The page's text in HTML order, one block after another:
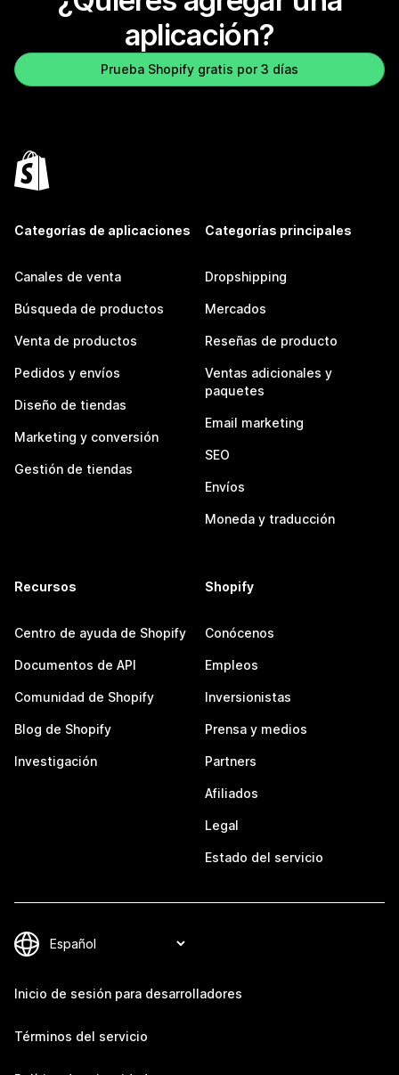
aplicación?
Prueba Shopify gratis por 3 días
Categorías de aplicaciones
Canales de venta
Búsqueda de productos
Venta de productos
Pedidos y envíos
Diseño de tiendas
Marketing y conversión
Gestión de tiendas
Categorías principales
Dropshipping
Mercados
Reseñas de producto
Ventas adicionales y
paquetes
Email marketing
SEO
Envíos
Moneda y traducción
Recursos
Centro de ayuda de Shopify
Documentos de API
Comunidad de Shopify
Blog de Shopify
Investigación
Shopify
Conócenos
Empleos
Inversionistas
Prensa y medios
Partners
Afiliados
Legal
Estado del servicio
Inicio de sesión para desarrolladores
Términos del servicio